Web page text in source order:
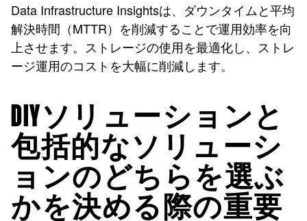
Data Infrastructure Insightsは、ダウンタイムと平均
解決時間（MTTR）を削減することで運用効率を向
上させます。ストレージの使用を最適化し、ストレ
ージ運用のコストを大幅に削減します。
DIYソリューションと
包括的なソリューシ
ョンのどちらを選ぶ
かを決める際の重要